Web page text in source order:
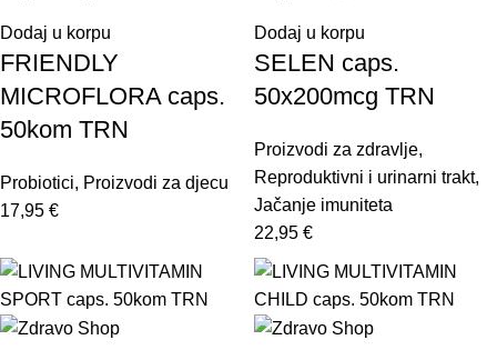
Dodaj u korpu
FRIENDLY
MICROFLORA caps.
50kom TRN
Probiotici, Proizvodi za djecu
17,95 €
Dodaj u korpu
SELEN caps.
50x200mcg TRN
Proizvodi za zdravlje,
Reproduktivni i urinarni trakt,
Jačanje imuniteta
22,95 €